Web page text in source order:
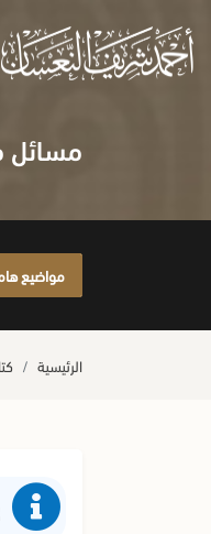
مسائل
مواضيع
لا يأخذ
الرئيسية